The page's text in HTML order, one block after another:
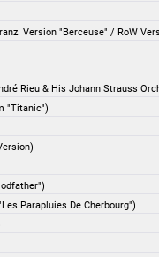
Version "Berceuse" / RoW
Rieu & His Johann Strauss
"Titanic")
Parapluies De Cherbourg")